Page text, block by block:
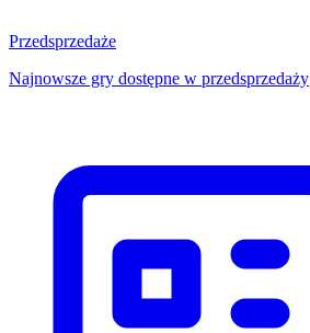
Przedsprzedaże
Najnowsze gry dostępne w przedsprzedaży